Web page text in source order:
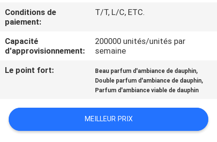
QUALITÉ
CONTACTEZ-
NOUS
DEMANDEZ
UNE
Conditions de
paiement:
T/T, L/C, ETC.
Capacité
d'approvisionnement:
200000 unités/unités par
semaine
Le point fort:
Beau parfum d'ambiance de dauphin,
Double parfum d'ambiance de dauphin,
Parfum d'ambiance viable de dauphin
MEILLEUR PRIX